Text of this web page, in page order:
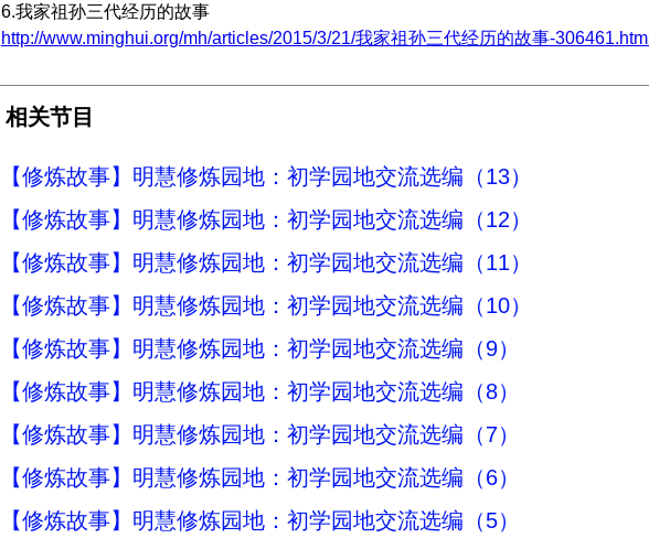
6.我家祖孙三代经历的故事
http://www.minghui.org/mh/articles/2015/3/21/我家祖孙三代经历的故事-306461.html
相关节目
【修炼故事】明慧修炼园地：初学园地交流选编（13）
【修炼故事】明慧修炼园地：初学园地交流选编（12）
【修炼故事】明慧修炼园地：初学园地交流选编（11）
【修炼故事】明慧修炼园地：初学园地交流选编（10）
【修炼故事】明慧修炼园地：初学园地交流选编（9）
【修炼故事】明慧修炼园地：初学园地交流选编（8）
【修炼故事】明慧修炼园地：初学园地交流选编（7）
【修炼故事】明慧修炼园地：初学园地交流选编（6）
【修炼故事】明慧修炼园地：初学园地交流选编（5）